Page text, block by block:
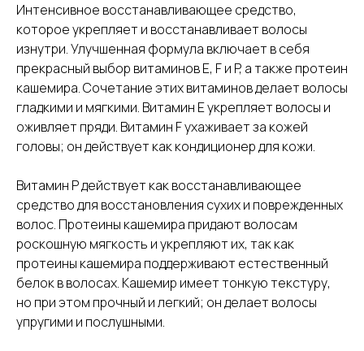
Интенсивное восстанавливающее средство,
которое укрепляет и восстанавливает волосы
изнутри. Улучшенная формула включает в себя
прекрасный выбор витаминов E, F и P, а также протеин
кашемира. Сочетание этих витаминов делает волосы
гладкими и мягкими. Витамин Е укрепляет волосы и
оживляет пряди. Витамин F ухаживает за кожей
головы; он действует как кондиционер для кожи.
Витамин Р действует как восстанавливающее
средство для восстановления сухих и поврежденных
волос. Протеины кашемира придают волосам
роскошную мягкость и укрепляют их, так как
протеины кашемира поддерживают естественный
белок в волосах. Кашемир имеет тонкую текстуру,
но при этом прочный и легкий; он делает волосы
упругими и послушными.